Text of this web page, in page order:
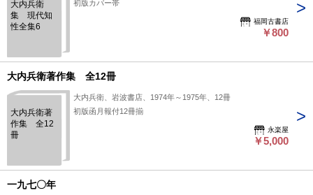
大内兵衛
集 現代知
性全集6
初版カバー帯
福岡古書店
￥800
大内兵衛著作集 全12冊
大内兵衛著
作集 全12
冊
大内兵衛、岩波書店、1974年～1975年、12冊
初版函月報付12冊揃
永楽屋
￥5,000
一九七〇年